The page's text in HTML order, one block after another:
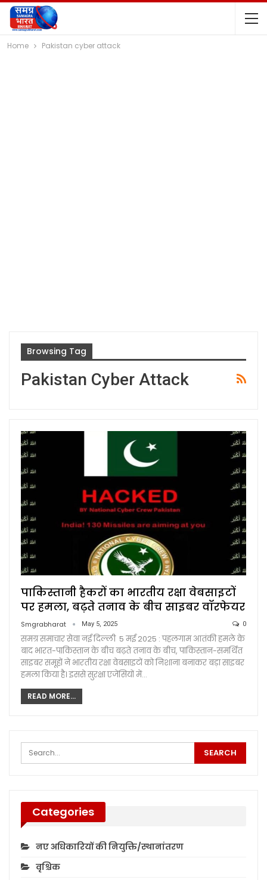
Home Pakistan cyber attack
Browsing Tag
Pakistan Cyber Attack
पाकिस्तानी हैकरों का भारतीय रक्षा वेबसाइटों
पर हमला, बढ़ते तनाव के बीच साइबर वॉरफेयर
Smgrabharat May 5, 2025 0
समग्र समाचार सेवा नई दिल्ली 5 मई 2025 : पहलगाम आतंकी हमले के
बाद भारत-पाकिस्तान के बीच बढ़ते तनाव के बीच, पाकिस्तान-समर्थित
साइबर समूहों ने भारतीय रक्षा वेबसाइटों को निशाना बनाकर बड़ा साइबर
हमला किया है। इससे सुरक्षा एजेंसियों में…
READ MORE...
Categories
नए अधिकारियों की नियुक्ति/स्थानांतरण
वृश्चिक